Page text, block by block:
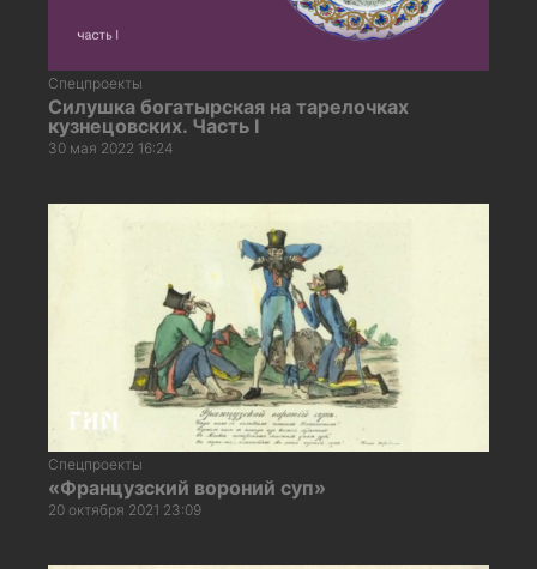
Спецпроекты
Силушка богатырская на тарелочках
кузнецовских. Часть I
30 мая 2022 16:24
Спецпроекты
«Французский вороний суп»
20 октября 2021 23:09